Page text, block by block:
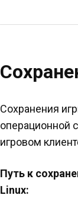
Сохранения
операционной
игровом
Путь к
Linux: